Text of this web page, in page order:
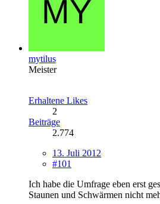
mytilus
Meister
Erhaltene Likes
2
Beiträge
2.774
13. Juli 2012
#101
Ich habe die Umfrage eben erst
Staunen und Schwärmen nicht